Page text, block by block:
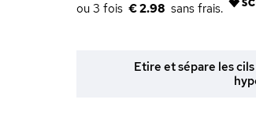
€ 2.98
Etire et sépare les